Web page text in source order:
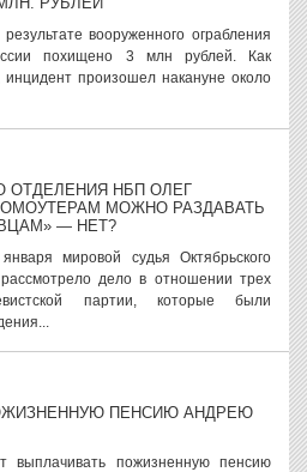
вооруженного ограбления
похищено 3 млн рублей. Как
произошел накануне около
ОТДЕЛЕНИЯ НБП ОЛЕГ
МОЖНО РАЗДАВАТЬ
— НЕТ?
мировой судья Октябрьского
дело в отношении трех
партии, которые были
ПЕНСИЮ АНДРЕЮ
выплачивать пожизненную пенсию